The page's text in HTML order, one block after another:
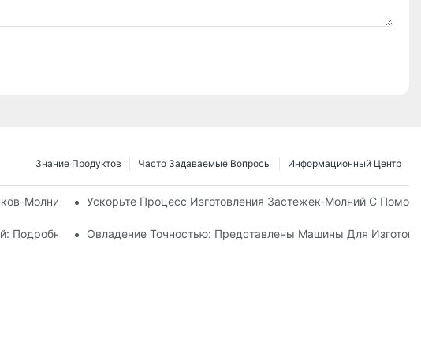
Информационный Центр
Часто Задаваемые Вопросы
Знание Продуктов
Молний Для Нужд Вашего Бизнеса
Ускорьте Процесс Изготовления Застежек-Молний С
Подробное Руководство По Производству
Овладение Точностью: Представлены Машины Для